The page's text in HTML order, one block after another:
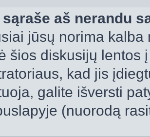
sąraše aš nerandu
jūsų norima
šios diskusijų lentos
kad jis
galite išversti
(nuorodą